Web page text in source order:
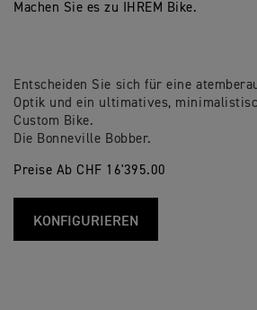
Machen Sie es zu IHREM Bike.
Entscheiden Sie sich für eine
Optik und ein ultimatives,
Custom Bike.
Die Bonneville Bobber.
Preise Ab CHF 16'395.00
KONFIGURIEREN